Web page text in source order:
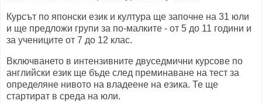
Курсът по японски език и култура ще започне на 31 юли
и ще предложи групи за по-малките - от 5 до 11 години и
за учениците от 7 до 12 клас.
Включването в интензивните двуседмични курсове по
английски език ще бъде след преминаване на тест за
определяне нивото на владеене на езика. Те ще
стартират в среда на юли.